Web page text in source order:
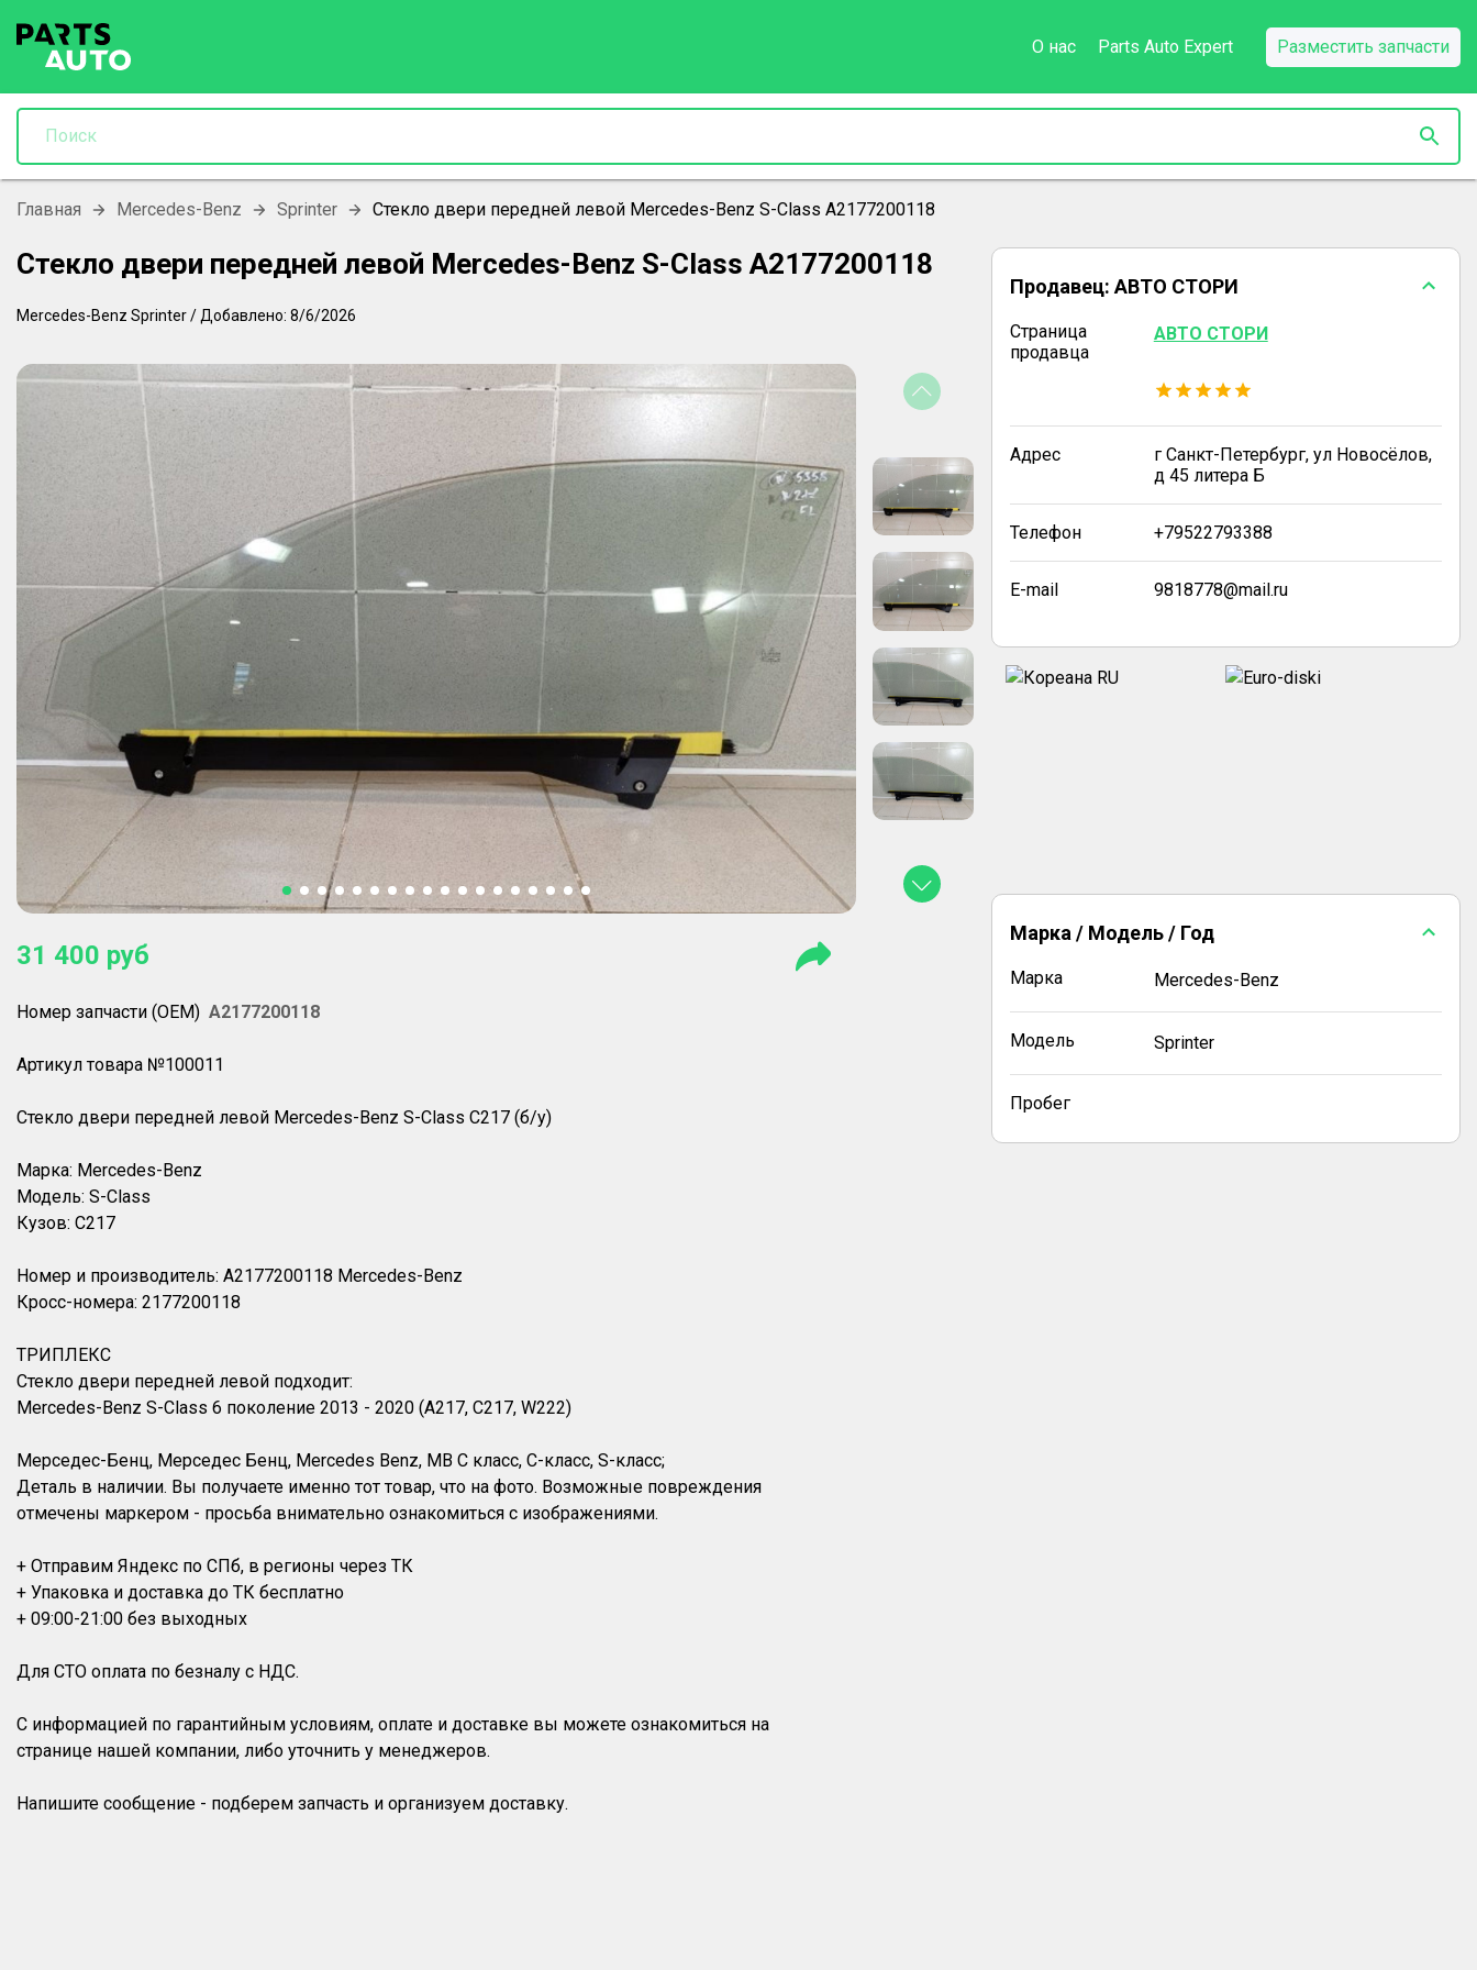
О нас Parts Auto Expert Разместить запчасти
Главная Mercedes-Benz Sprinter Стекло двери передней левой Mercedes-Benz S-Class A2177200118
Стекло двери передней левой Mercedes-Benz S-Class A2177200118
Mercedes-Benz Sprinter/ Добавлено: 8/6/2026
31 400 руб
Номер запчасти (OEM) A2177200118
Артикул товара №100011
Стекло двери передней левой Mercedes-Benz S-Class C217 (б/у)
Марка: Mercedes-Benz
Модель: S-Class
Кузов: C217
Номер и производитель: A2177200118 Mercedes-Benz
Кросс-номера: 2177200118
ТРИПЛЕКС
Стекло двери передней левой подходит:
Mercedes-Benz S-Class 6 поколение 2013 - 2020 (A217, C217, W222)
Мерседес-Бенц, Мерседес Бенц, Mercedes Benz, MB С класс, С-класс, S-класс;
Деталь в наличии. Вы получаете именно тот товар, что на фото. Возможные повреждения
отмечены маркером - просьба внимательно ознакомиться с изображениями.
+ Отправим Яндекс по СПб, в регионы через ТК
+ Упаковка и доставка до ТК бесплатно
+ 09:00-21:00 без выходных
Для СТО оплата по безналу с НДС.
С информацией по гарантийным условиям, оплате и доставке вы можете ознакомиться на
странице нашей компании, либо уточнить у менеджеров.
Продавец: АВТО СТОРИ
Страница
продавца
АВТО СТОРИ
Адрес
г Санкт-Петербург, ул Новосёлов,
д 45 литера Б
Телефон +79522793388
E-mail 9818778@mail.ru
Марка / Модель / Год
Марка Mercedes-Benz
Модель Sprinter
Пробег